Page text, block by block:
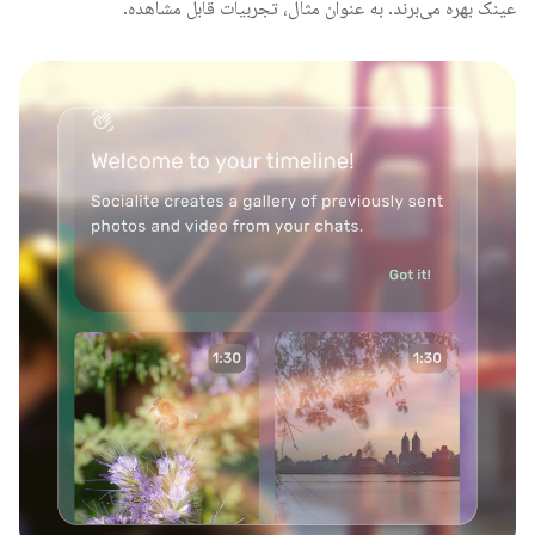
عینک بهره می‌برند. به عنوان مثال، تجربیات قابل مشاهده.